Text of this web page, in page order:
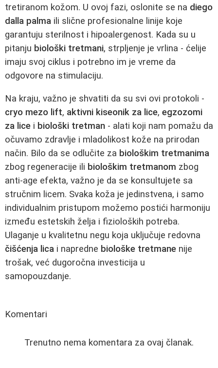
tretiranom kožom. U ovoj fazi, oslonite se na diego
dalla palma ili slične profesionalne linije koje
garantuju sterilnost i hipoalergenost. Kada su u
pitanju biološki tretmani, strpljenje je vrlina - ćelije
imaju svoj ciklus i potrebno im je vreme da
odgovore na stimulaciju.
Na kraju, važno je shvatiti da su svi ovi protokoli -
cryo mezo lift, aktivni kiseonik za lice, egzozomi
za lice i biološki tretman - alati koji nam pomažu da
očuvamo zdravlje i mladolikost kože na prirodan
način. Bilo da se odlučite za biološkim tretmanima
zbog regeneracije ili biološkim tretmanom zbog
anti-age efekta, važno je da se konsultujete sa
stručnim licem. Svaka koža je jedinstvena, i samo
individualnim pristupom možemo postići harmoniju
između estetskih želja i fizioloških potreba.
Ulaganje u kvalitetnu negu koja uključuje redovna
čišćenja lica i napredne biološke tretmane nije
trošak, već dugoročna investicija u
samopouzdanje.
Komentari
Trenutno nema komentara za ovaj članak.